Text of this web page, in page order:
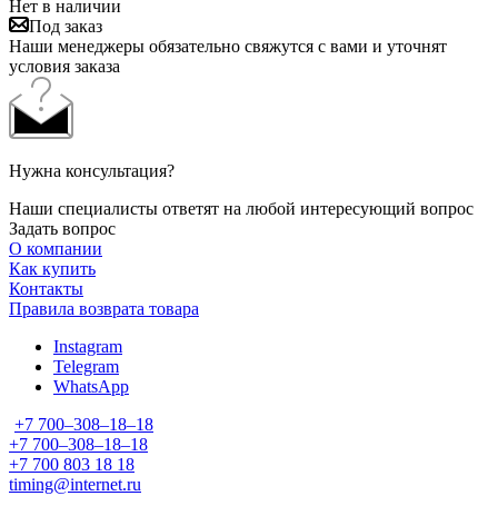
Нет в наличии
Под заказ
Наши менеджеры обязательно свяжутся с вами и уточнят
условия заказа
Нужна консультация?
Наши специалисты ответят на любой интересующий вопрос
Задать вопрос
О компании
Как купить
Контакты
Правила возврата товара
Instagram
Telegram
WhatsApp
+7 700‒308‒18‒18
+7 700‒308‒18‒18
+7 700 803 18 18
timing@internet.ru